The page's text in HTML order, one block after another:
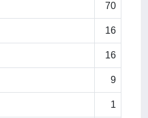
70
16
16
9
1